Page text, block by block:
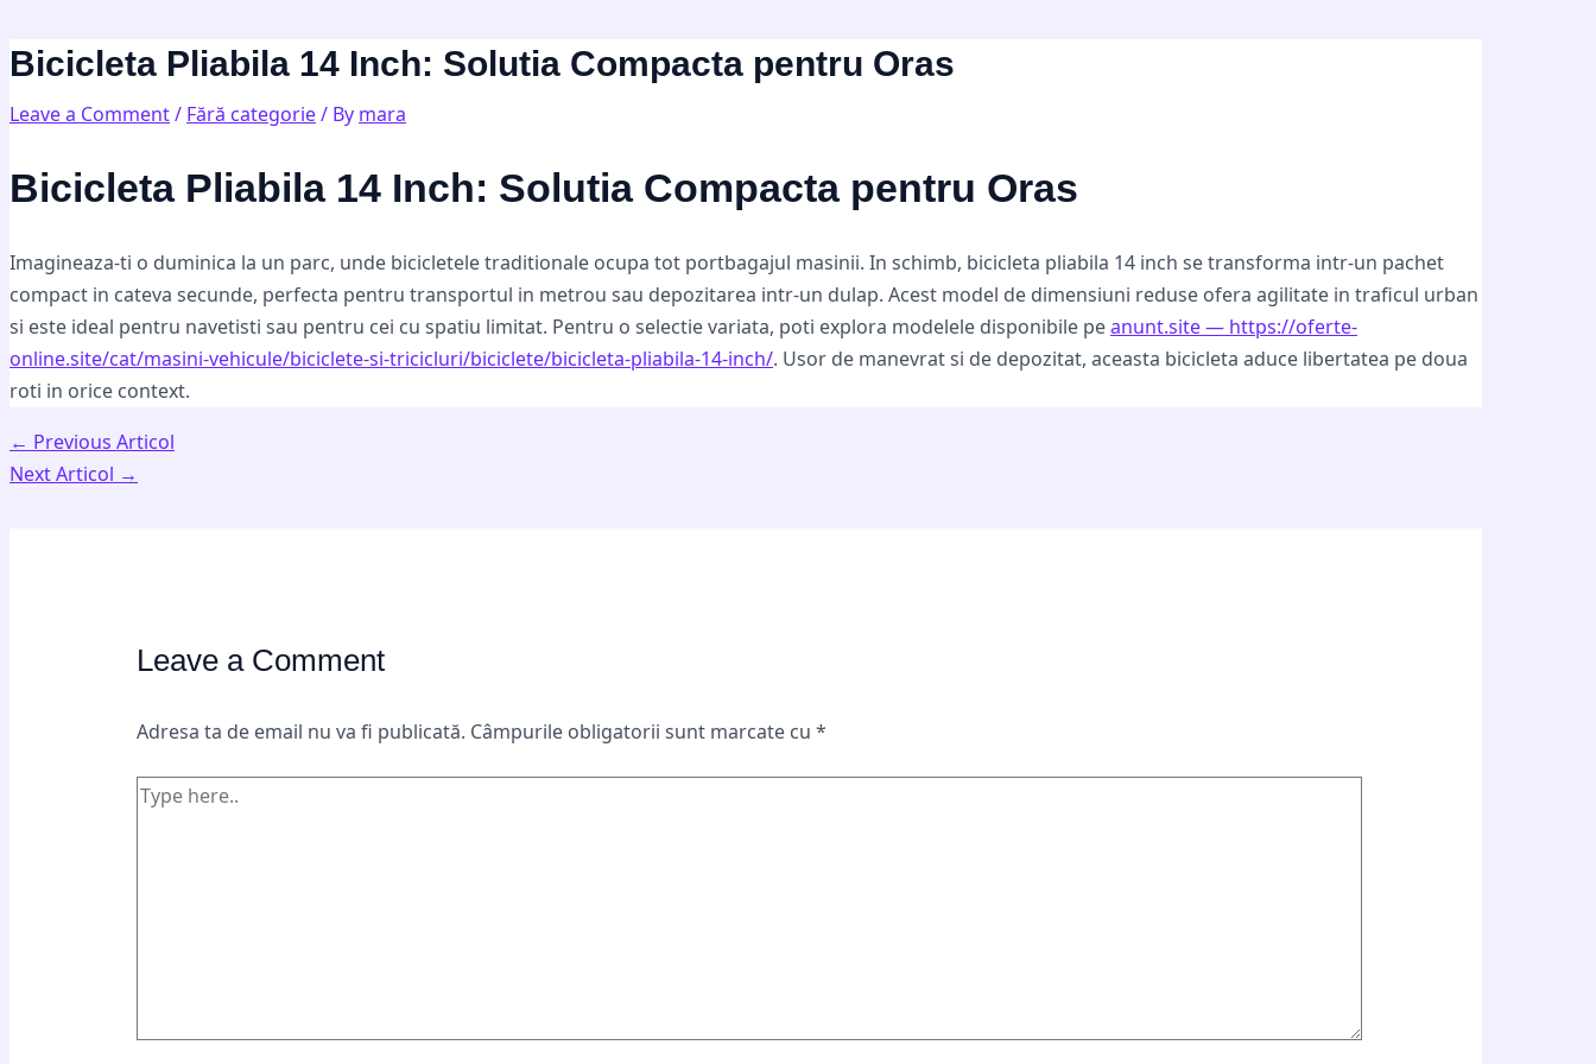
to
content
Bicicleta Pliabila 14 Inch: Solutia Compacta pentru Oras
Leave a Comment/ Fără categorie/ By mara
Bicicleta Pliabila 14 Inch: Solutia Compacta pentru Oras
Imagineaza-ti o duminica la un parc, unde bicicletele traditionale ocupa tot portbagajul masinii. In schimb, bicicleta pliabila 14 inch se transforma intr-un pachet
compact in cateva secunde, perfecta pentru transportul in metrou sau depozitarea intr-un dulap. Acest model de dimensiuni reduse ofera agilitate in traficul urban
si este ideal pentru navetisti sau pentru cei cu spatiu limitat. Pentru o selectie variata, poti explora modelele disponibile peanunt.site — https://oferte-
online.site/cat/masini-vehicule/biciclete-si-tricicluri/biciclete/bicicleta-pliabila-14-inch/. Usor de manevrat si de depozitat, aceasta bicicleta aduce libertatea pe doua
roti in orice context.
navigation
← Previous Articol
Next Articol →
Leave a Comment
Adresa ta de email nu va fi publicată. Câmpurile obligatorii sunt marcate cu *
here..